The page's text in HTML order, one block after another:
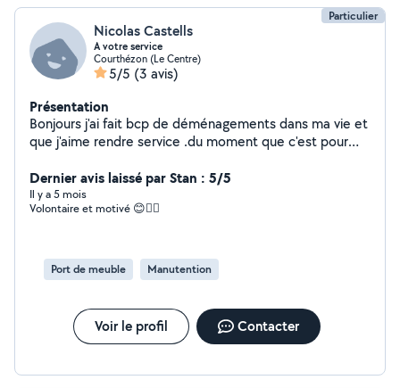
Particulier
Nicolas Castells
A votre service
Courthézon (Le Centre)
5/5 (3 avis)
Présentation
Bonjours j'ai fait bcp de déménagements dans ma vie et
que j'aime rendre service .du moment que c'est pour
recevrez donc je suis à votre service si besoin.bien a
vous.
Dernier avis laissé par Stan : 5/5
Il y a 5 mois
Volontaire et motivé 😊👍🏻
Port de meuble Manutention
Voir le profil Contacter